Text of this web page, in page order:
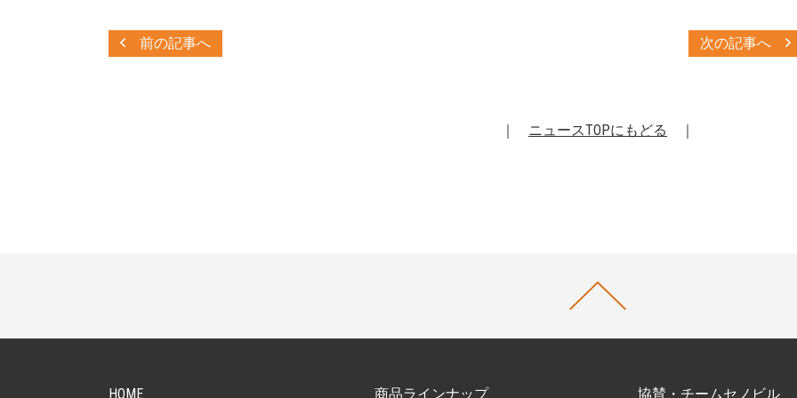
前の記事へ 次の記事へ
ニュースTOPにもどる
HOME 商品ラインナップ 協賛・チームセノビル